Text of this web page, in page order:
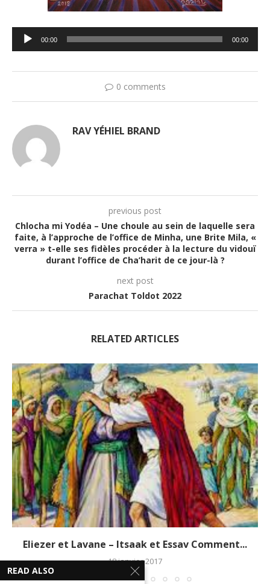
Lecteur
audio
00:00 00:00
0 comments
RAV YÉHIEL BRAND
previous post
Chlocha mi Yodéa – Une choule au sein de laquelle sera
faite, à l’approche de l’office de Minha, une Brite Mila, «
verra » t-elle ses fidèles procéder à la lecture du vidouï
durant l’office de Cha’harit de ce jour-là ?
next post
Parachat Toldot 2022
RELATED ARTICLES
Eliezer et Lavane – Itsaak et Essav Comment...
18 janvier 2017
READ ALSO